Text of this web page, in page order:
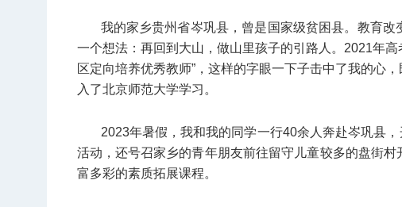
我的家乡贵州省岑巩县，曾是国家级贫困县。教育
一个想法：再回到大山，做山里孩子的引路人。2021年
区定向培养优秀教师”，这样的字眼一下子击中了我的心
入了北京师范大学学习。
2023年暑假，我和我的同学一行40余人奔赴岑巩县
活动，还号召家乡的青年朋友前往留守儿童较多的盘街
富多彩的素质拓展课程。